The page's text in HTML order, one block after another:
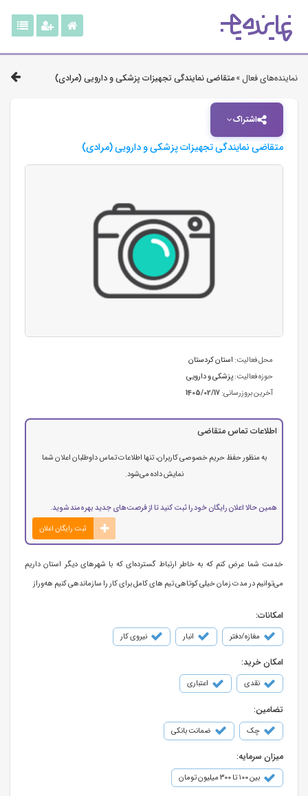
نماینده‌های فعال »متقاضی نمایندگی تجهیزات پزشکی و دارویی (مرادی)
اشتراک
متقاضی نمایندگی تجهیزات پزشکی و دارویی (مرادی)
محل فعالیت: استان كردستان
حوزه فعالیت:پزشکی و دارویی
آخرین بروزرسانی:1405/02/17
اطلاعات تماس متقاضی
به منظور حفظ حریم خصوصی کاربران، تنها اطلاعات تماس داوطلبان اعلان شما
نمایش داده می‌شود.
همین حالا اعلان رایگان خود را ثبت کنید تا از فرصت‌های جدید بهره‌مند شوید.
ثبت رایگان اعلان
خدمت شما عرض کنم که به خاطر ارتباط گسترده‌ای که با شهرهای دیگر استان داریم
می‌توانیم در مدت زمان خیلی کوتاهی تیم های کامل برای کار را سازماندهی کنیم هەوراز
امکانات:
مغازه/دفتر انبار نیروی کار
امکان خرید:
نقدی اعتباری
تضامین:
چک ضمانت بانکی
میزان سرمایه:
بین ۱۰۰ تا ۳۰۰ میلیون تومان